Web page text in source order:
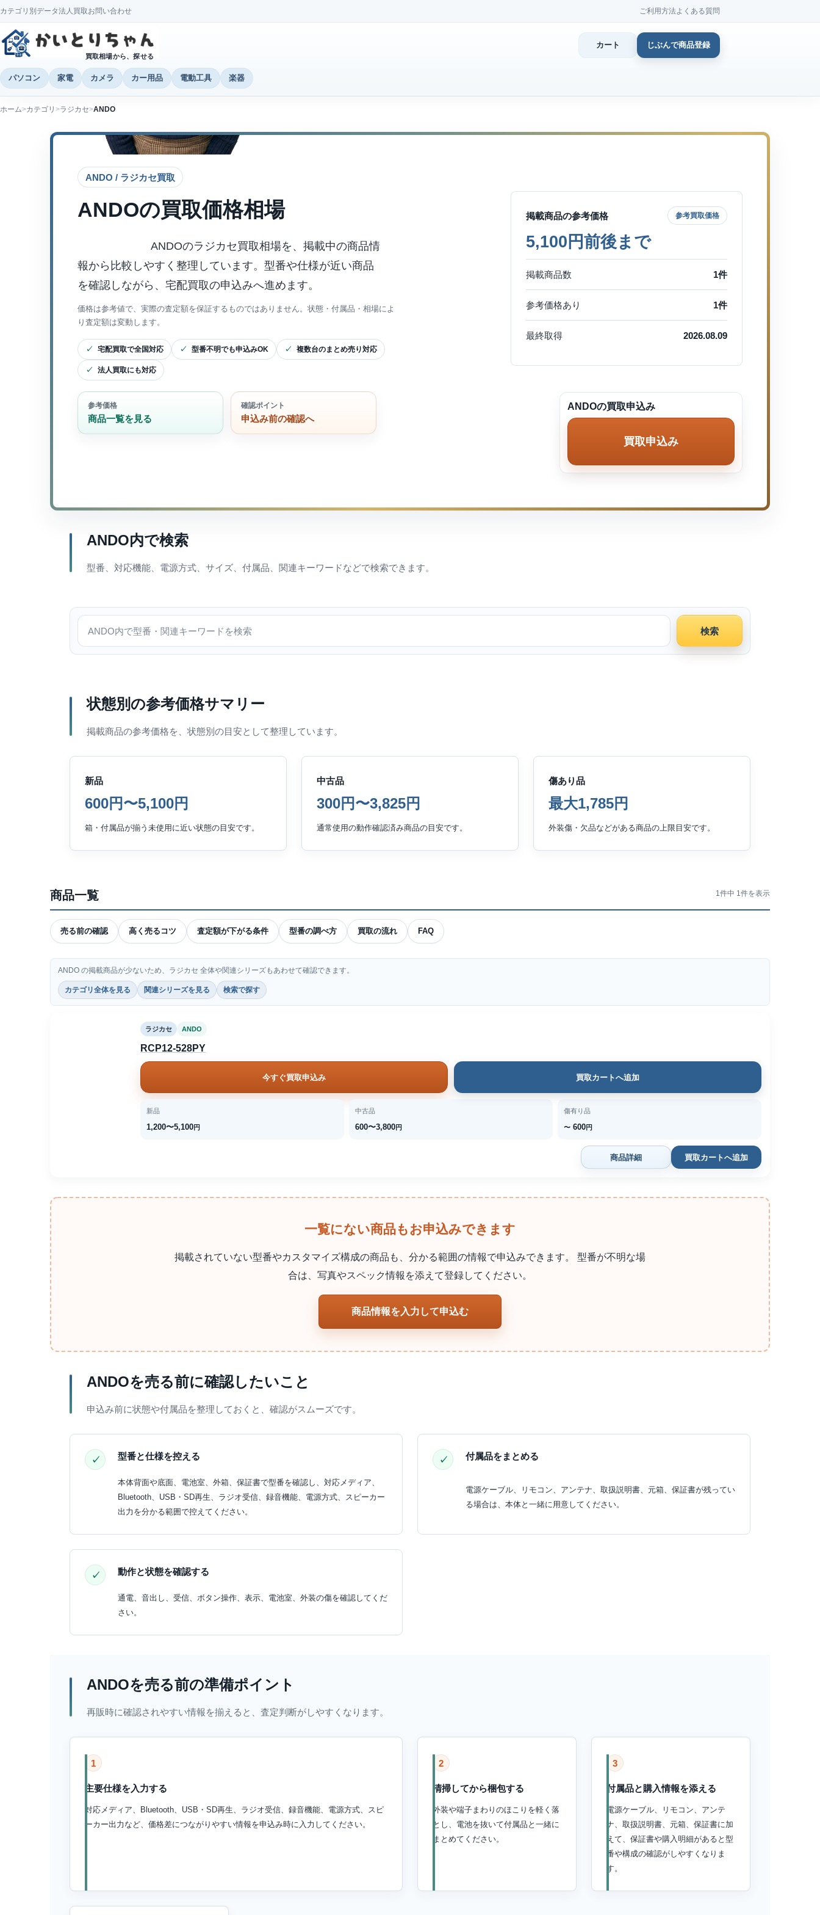
カテゴリ別データ法人買取お問い合わせ ご利用方法よくある質問
買取相場から、探せる
カート じぶんで商品登録
パソコン 家電 カメラ カー用品 電動工具 楽器
ホーム カテゴリ ラジカセ ANDO
ANDO / ラジカセ買取
ANDOの買取価格相場 掲載商品の参考価格 参考買取価格
5,100円前後まで
掲載商品数 1件
参考価格あり 1件
最終取得 2026.08.09
ANDOのラジカセ買取相場を、掲載中の商品情
報から比較しやすく整理しています。型番や仕様が近い商品
を確認しながら、宅配買取の申込みへ進めます。
価格は参考値で、実際の査定額を保証するものではありません。状態・付属品・相場によ
り査定額は変動します。
宅配買取で全国対応 型番不明でも申込みOK 複数台のまとめ売り対応
法人買取にも対応
参考価格
商品一覧を見る
確認ポイント
申込み前の確認へ
ANDOの買取申込み
買取申込み
ANDO内で検索
型番、対応機能、電源方式、サイズ、付属品、関連キーワードなどで検索できます。
ANDO内で検索
検索
状態別の参考価格サマリー
掲載商品の参考価格を、状態別の目安として整理しています。
新品
600円〜5,100円
箱・付属品が揃う未使用に近い状態の目安です。
中古品
300円〜3,825円
通常使用の動作確認済み商品の目安です。
傷あり品
最大1,785円
外装傷・欠品などがある商品の上限目安です。
商品一覧 1件中 1件を表示
売る前の確認 高く売るコツ 査定額が下がる条件 型番の調べ方 買取の流れ FAQ
ANDO の掲載商品が少ないため、ラジカセ 全体や関連シリーズもあわせて確認できます。
カテゴリ全体を見る 関連シリーズを見る 検索で探す
ラジカセ ANDO
RCP12-528PY
今すぐ買取申込み 買取カートへ追加
新品
1,200〜5,100円
中古品
600〜3,800円
傷有り品
〜 600円
商品詳細 買取カートへ追加
一覧にない商品もお申込みできます
掲載されていない型番やカスタマイズ構成の商品も、分かる範囲の情報で申込みできます。 型番が不明な場
合は、写真やスペック情報を添えて登録してください。
商品情報を入力して申込む
ANDOを売る前に確認したいこと
申込み前に状態や付属品を整理しておくと、確認がスムーズです。
型番と仕様を控える
本体背面や底面、電池室、外箱、保証書で型番を確認し、対応メディア、
Bluetooth、USB・SD再生、ラジオ受信、録音機能、電源方式、スピーカー
出力を分かる範囲で控えてください。
付属品をまとめる
電源ケーブル、リモコン、アンテナ、取扱説明書、元箱、保証書が残ってい
る場合は、本体と一緒に用意してください。
動作と状態を確認する
通電、音出し、受信、ボタン操作、表示、電池室、外装の傷を確認してくだ
さい。
ANDOを売る前の準備ポイント
再販時に確認されやすい情報を揃えると、査定判断がしやすくなります。
1
主要仕様を入力する
対応メディア、Bluetooth、USB・SD再生、ラジオ受信、録音機能、電源方式、スピ
ーカー出力など、価格差につながりやすい情報を申込み時に入力してください。
2
清掃してから梱包する
外装や端子まわりのほこりを軽く落
とし、電池を抜いて付属品と一緒に
まとめてください。
3
付属品と購入情報を添える
電源ケーブル、リモコン、アンテ
ナ、取扱説明書、元箱、保証書に加
えて、保証書や購入明細があると型
番や構成の確認がしやすくなりま
す。